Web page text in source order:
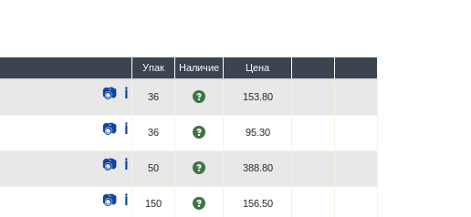
Упак Наличие Цена
📷 ℹ 36 153.80
📷 ℹ 36 95.30
📷 ℹ 50 388.80
📷 ℹ 150 156.50